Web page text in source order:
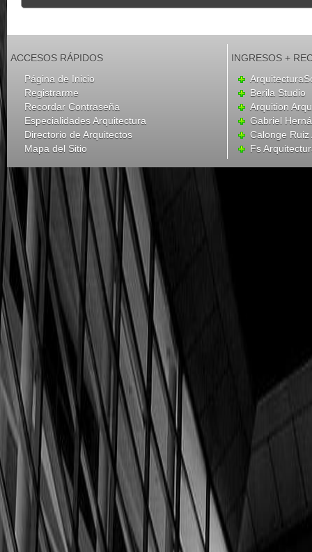
ACCESOS RÁPIDOS
Página de Inicio
Registrarme
Recordar Contraseña
Especialidades Arquitectura
Directorio de Arquitectos
Mapa del Sitio
INGRESOS +
Berila Studio
Arquition
Gabriel
Calonge Ruiz
Fs